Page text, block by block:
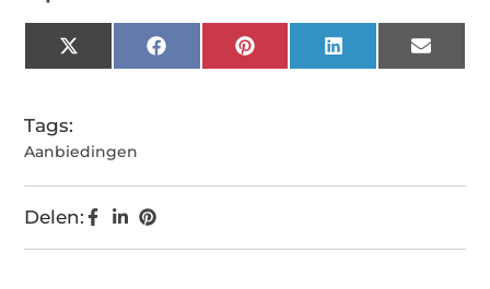
X
(Twitter)
FacebookPinterestLinkedIn Email
Tags:
Aanbiedingen
Delen: